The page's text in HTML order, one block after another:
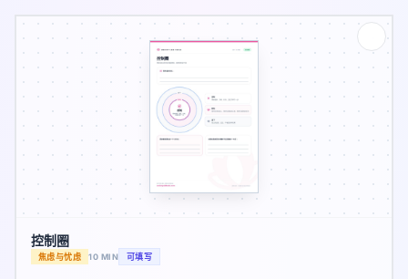
控制圈
焦虑与忧虑 10 MIN 可填写